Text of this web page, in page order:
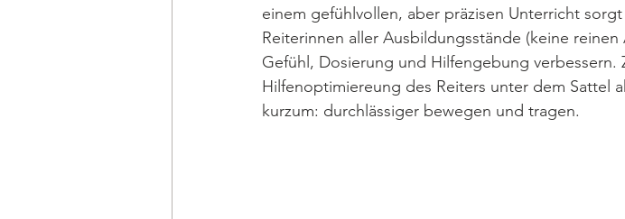
einem gefühlvollen, aber präzisen Unterricht
Reiterinnen aller Ausbildungsstände (keine
Gefühl, Dosierung und Hilfengebung verbessern.
Hilfenoptimiereung des Reiters unter dem Sattel
kurzum: durchlässiger bewegen und tragen.